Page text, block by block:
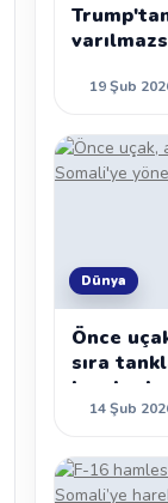
19 Şub
Dünya
Önce
sıra
hamle
14 Şub